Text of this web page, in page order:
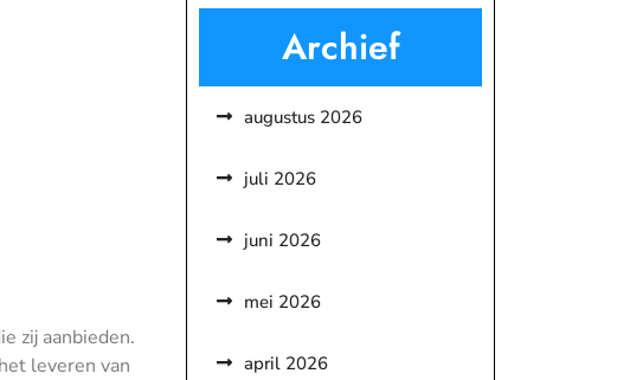
zij aanbieden.
leveren van
Archief
augustus 2026
juli 2026
juni 2026
mei 2026
april 2026